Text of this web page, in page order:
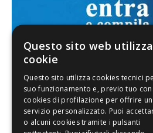
FACEBOOK
Questo sito web utilizza
cookie